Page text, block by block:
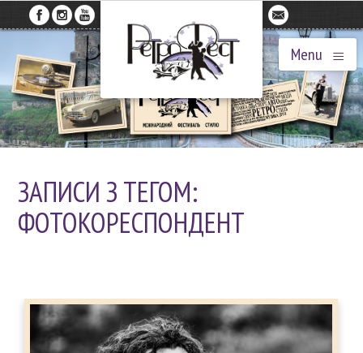
Menu ≡
ЗАПИСИ З ТЕГОМ:
ФОТОКОРЕСПОНДЕНТ